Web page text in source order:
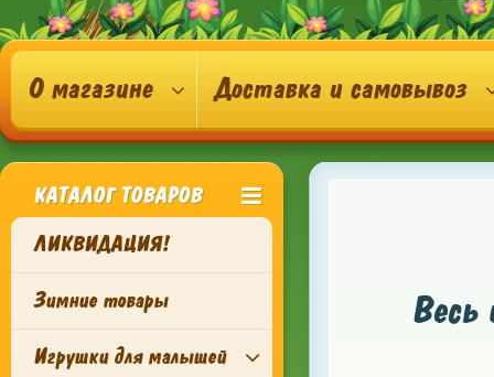
О магазине Доставка и самовывоз
КАТАЛОГ ТОВАРОВ
ЛИКВИДАЦИЯ!
Зимние товары
Игрушки для малышей
Весь